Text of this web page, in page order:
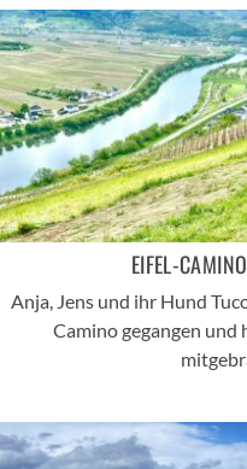
EIFEL-
Anja, Jens und ihr Hund
Camino gegangen und